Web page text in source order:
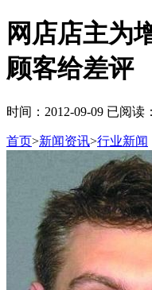
网店店主为
顾客给差评
时间：2012-09-09 已阅读
首页>新闻资讯>行业新闻